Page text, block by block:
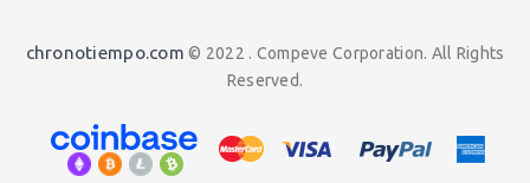
chronotiempo.com © 2022 . Compeve Corporation. All Rights
Reserved.